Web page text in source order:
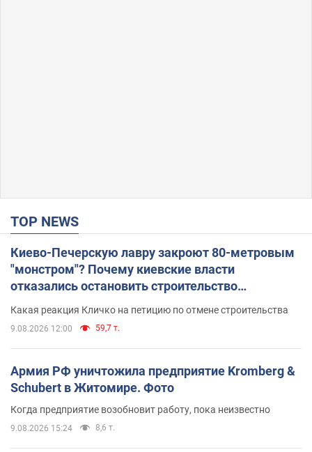
TOP NEWS
Киево-Печерскую лавру закроют 80-метровым
"монстром"? Почему киевские власти
отказались остановить строительство
Какая реакция Кличко на петицию по отмене строительства
9.08.2026 12:00 59,7 т.
Армия РФ уничтожила предприятие Kromberg &
Schubert в Житомире. Фото
Когда предприятие возобновит работу, пока неизвестно
9.08.2026 15:24 8,6 т.